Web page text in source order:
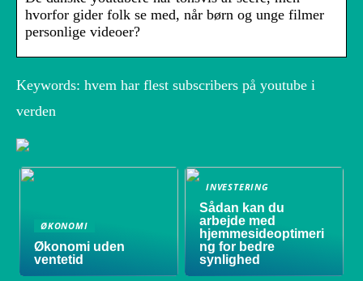
hvorfor gider folk se med, når børn og unge filmer
personlige videoer?
Keywords: hvem har flest subscribers på youtube i
verden
ØKONOMI
Økonomi uden
ventetid
INVESTERING
Sådan kan du
arbejde med
hjemmesideoptimeri
ng for bedre
synlighed